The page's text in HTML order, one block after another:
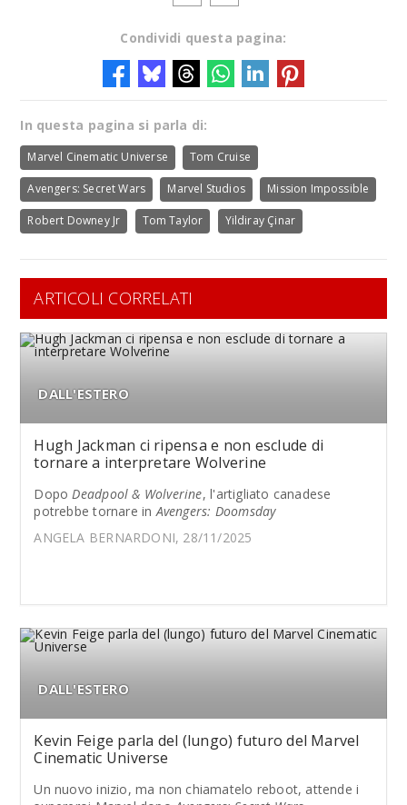
Condividi questa pagina:
In questa pagina si parla di:
Marvel Cinematic Universe Tom Cruise
Avengers: Secret Wars Marvel Studios Mission Impossible
Robert Downey Jr Tom Taylor Yildiray Çinar
ARTICOLI CORRELATI
DALL'ESTERO
Hugh Jackman ci ripensa e non esclude di
tornare a interpretare Wolverine
DopoDeadpool & Wolverine, l'artigliato canadese
potrebbe tornare inAvengers: Doomsday
ANGELA BERNARDONI, 28/11/2025
DALL'ESTERO
Kevin Feige parla del (lungo) futuro del Marvel
Cinematic Universe
Un nuovo inizio, ma non chiamatelo reboot, attende i